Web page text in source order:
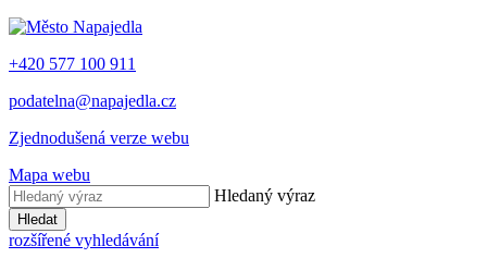
+420 577 100 911
podatelna@napajedla.cz
Zjednodušená verze webu
Mapa webu
Hledaný výraz
Hledat
rozšířené vyhledávání